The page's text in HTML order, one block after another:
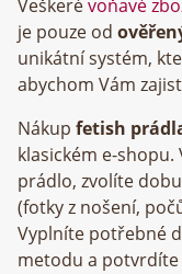
Veškerévoňavé
je pouze od
unikátní systém,
abychom Vám
Nákup fetish
klasickém e-shopu.
prádlo, zvolíte
(fotky z nošení,
Vyplníte potřebné
metodu a potvrdíte